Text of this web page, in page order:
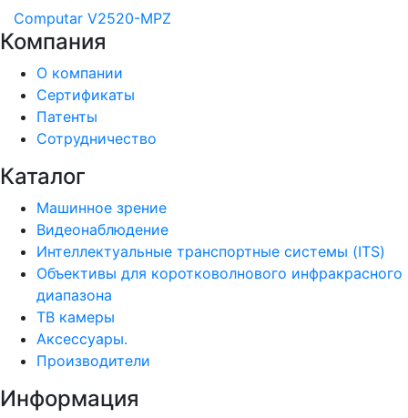
Computar V2520-MPZ
Компания
О компании
Сертификаты
Патенты
Сотрудничество
Каталог
Машинное зрение
Видеонаблюдение
Интеллектуальные транспортные системы (ITS)
Объективы для коротковолнового инфракрасного
диапазона
ТВ камеры
Аксессуары.
Производители
Информация